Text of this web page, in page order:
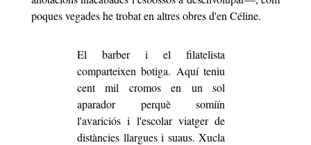
poques vegades he trobat en altres obres d'en Céline.
El barber i el filatelista
comparteixen botiga. Aquí teniu
cent mil cromos en un sol
aparador perquè somiïn
l'avariciós i l'escolar viatger de
distàncies llargues i suaus. Xucla